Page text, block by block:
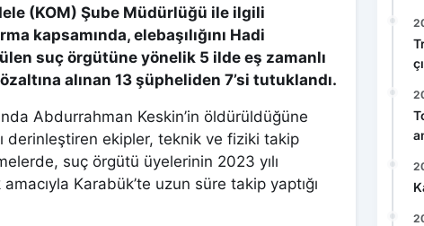
(KOM) Şube Müdürlüğü ile ilgili
kapsamında, elebaşılığını Hadi
suç örgütüne yönelik 5 ilde eş zamanlı
alınan 13 şüpheliden 7’si tutuklandı.
Abdurrahman Keskin’in öldürüldüğüne
derinleştiren ekipler, teknik ve fiziki takip
suç örgütü üyelerinin 2023 yılı
Karabük’te uzun süre takip yaptığı